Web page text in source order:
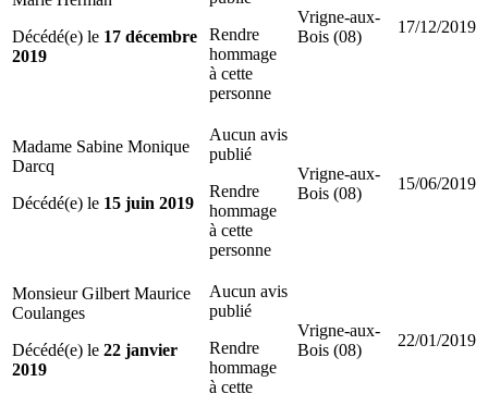
Décédé(e) le 17 décembre
2019
Rendre
hommage
à cette
personne
Vrigne-aux-
Bois (08)
17/12/2019
Madame Sabine Monique
Darcq
Décédé(e) le 15 juin 2019
Aucun avis
publié
Rendre
hommage
à cette
personne
Vrigne-aux-
Bois (08)
15/06/2019
Monsieur Gilbert Maurice
Coulanges
Décédé(e) le 22 janvier
2019
Aucun avis
publié
Rendre
hommage
à cette
Vrigne-aux-
Bois (08)
22/01/2019